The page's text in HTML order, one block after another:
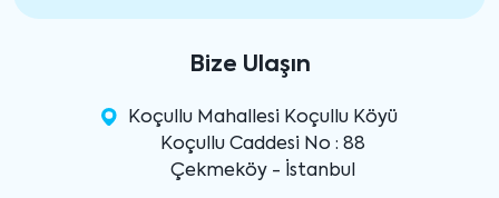
Bize Ulaşın
Koçullu Mahallesi Koçullu Köyü
Koçullu Caddesi No : 88
Çekmeköy - İstanbul